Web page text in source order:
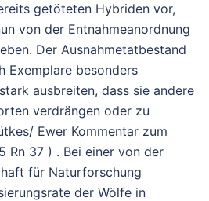
getöteten Hybriden vor,
von der Entnahmeanordnung
Der Ausnahmetatbestand
Exemplare besonders
ausbreiten, dass sie andere
verdrängen oder zu
Ewer Kommentar zum
Rn 37 ) . Bei einer von der
für Naturforschung
der Wölfe in